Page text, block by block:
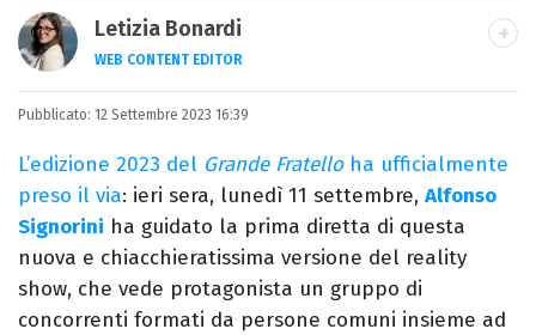
Letizia Bonardi
WEB CONTENT EDITOR
Content Editor e aspirante giornalista,
per la scrittura scoperto quasi per caso.
Pubblicato: 12 Settembre 2023 16:39
L’edizione 2023 del Grande Fratelloha ufficialmente
preso il via: ieri sera, lunedì 11 settembre, Alfonso
Signorini ha guidato la prima diretta di questa
nuova e chiacchieratissima versione del reality
show, che vede protagonista un gruppo di
concorrenti formati da persone comuni insieme ad